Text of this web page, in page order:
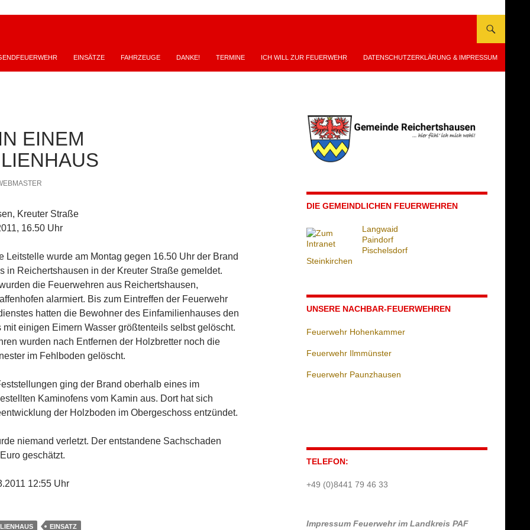
EINSÄTZE FAHRZEUGE DANKE! TERMINE ICH WILL ZUR FEUERWEHR DATENSCHUTZERKLÄRUNG & IMPRESSUM
EINEM
Kreuter Straße
16.50 Uhr
Leitstelle wurde am Montag gegen 16.50 Uhr der Brand
in Reichertshausen in der Kreuter Straße gemeldet.
die Feuerwehren aus Reichertshausen,
alarmiert. Bis zum Eintreffen der Feuerwehr
hatten die Bewohner des Einfamilienhauses den
mit einigen Eimern Wasser größtenteils selbst gelöscht.
wurden nach Entfernen der Holzbretter noch die
im Fehlboden gelöscht.
ging der Brand oberhalb eines im
Kaminofens vom Kamin aus. Dort hat sich
der Holzboden im Obergeschoss entzündet.
niemand verletzt. Der entstandene Sachschaden
geschätzt.
12:55 Uhr
EINSATZ
DIE GEMEINDLICHEN FEUERWEHREN
Langwaid
Paindorf
Pischelsdorf
Steinkirchen
UNSERE NACHBAR-FEUERWEHREN
Feuerwehr Hohenkammer
Feuerwehr Ilmmünster
Feuerwehr Paunzhausen
TELEFON:
+49 (0)8441 79 46 33
Impressum Feuerwehr im Landkreis PAF